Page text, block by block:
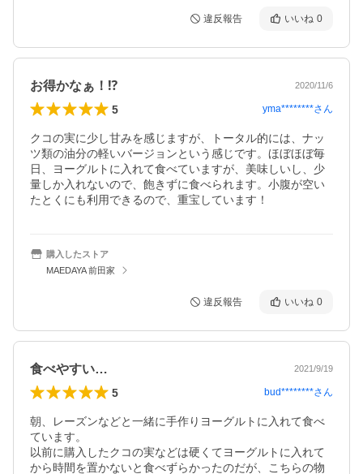
違反報告 いいね 0
お得かなぁ！⁉︎ 2020/11/6
5 yma********さん
クコの実に少し甘みを感じますが、トータル的には、ナッ
ツ類の油分の軽いバージョンという感じです。ほぼほぼ毎
日、ヨーグルトに入れて食べていますが、美味しいし、少
量しか入れないので、飽きずに食べられます。小腹が空い
たとくにも利用できるので、重宝しています！
購入したストア
MAEDAYA 前田家
違反報告 いいね 0
食べやすい… 2021/9/19
5 bud********さん
朝、レーズンなどと一緒に手作りヨーグルトに入れて食べ
ています。
以前に購入したクコの実などは硬くてヨーグルトに入れて
から時間を置かないと食べずらかったのだが、こちらの物